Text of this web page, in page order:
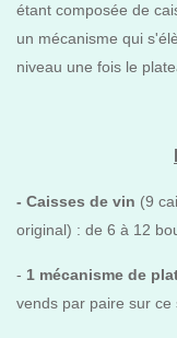
étant composée de
un mécanisme qui
niveau une fois le
- Caisses de vin (9
original) : de 6 à 12
- 1 mécanisme de
vends par paire sur ce